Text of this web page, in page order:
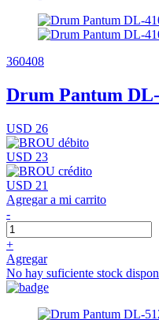
360408
Drum Pantum
USD 26
USD 23
USD 21
Agregar a mi carrito
-
+
Agregar
No hay suficiente stock